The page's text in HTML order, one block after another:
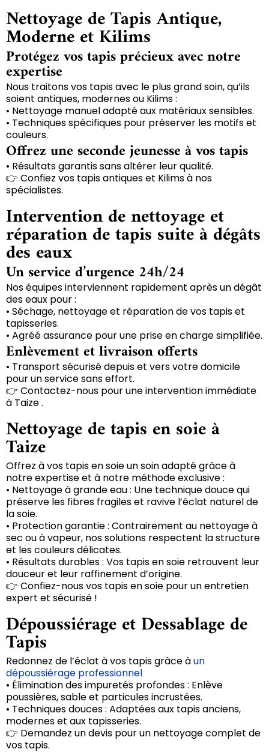
Nettoyage de Tapis Antique,
Moderne et Kilims
Protégez vos tapis précieux avec notre
expertise
Nous traitons vos tapis avec le plus grand soin, qu’ils
soient antiques, modernes ou Kilims :
• Nettoyage manuel adapté aux matériaux sensibles.
• Techniques spécifiques pour préserver les motifs et
couleurs.
Offrez une seconde jeunesse à vos tapis
• Résultats garantis sans altérer leur qualité.
👉 Confiez vos tapis antiques et Kilims à nos
spécialistes.
Intervention de nettoyage et
réparation de tapis suite à dégâts
des eaux
Un service d’urgence 24h/24
Nos équipes interviennent rapidement après un dégât
des eaux pour :
• Séchage, nettoyage et réparation de vos tapis et
tapisseries.
• Agréé assurance pour une prise en charge simplifiée.
Enlèvement et livraison offerts
• Transport sécurisé depuis et vers votre domicile
pour un service sans effort.
👉 Contactez-nous pour une intervention immédiate
à Taize .
Nettoyage de tapis en soie à
Taize
Offrez à vos tapis en soie un soin adapté grâce à
notre expertise et à notre méthode exclusive :
• Nettoyage à grande eau : Une technique douce qui
préserve les fibres fragiles et ravive l’éclat naturel de
la soie.
• Protection garantie : Contrairement au nettoyage à
sec ou à vapeur, nos solutions respectent la structure
et les couleurs délicates.
• Résultats durables : Vos tapis en soie retrouvent leur
douceur et leur raffinement d’origine.
👉 Confiez-nous vos tapis en soie pour un entretien
expert et sécurisé !
Dépoussiérage et Dessablage de
Tapis
Redonnez de l’éclat à vos tapis grâce àun
dépoussiérage professionnel
• Élimination des impuretés profondes : Enlève
poussières, sable et particules incrustées.
• Techniques douces : Adaptées aux tapis anciens,
modernes et aux tapisseries.
👉 Demandez un devis pour un nettoyage complet de
vos tapis.